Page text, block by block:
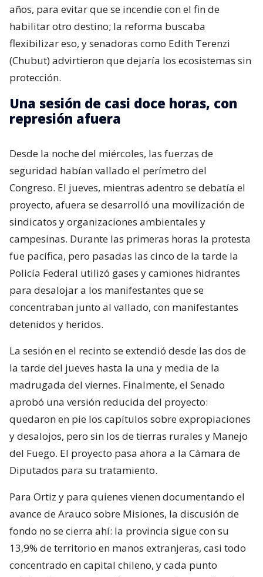
años, para evitar que se incendie con el fin de
habilitar otro destino; la reforma buscaba
flexibilizar eso, y senadoras como Edith Terenzi
(Chubut) advirtieron que dejaría los ecosistemas sin
protección.
Una sesión de casi doce horas, con
represión afuera
Desde la noche del miércoles, las fuerzas de
seguridad habían vallado el perímetro del
Congreso. El jueves, mientras adentro se debatía el
proyecto, afuera se desarrolló una movilización de
sindicatos y organizaciones ambientales y
campesinas. Durante las primeras horas la protesta
fue pacífica, pero pasadas las cinco de la tarde la
Policía Federal utilizó gases y camiones hidrantes
para desalojar a los manifestantes que se
concentraban junto al vallado, con manifestantes
detenidos y heridos.
La sesión en el recinto se extendió desde las dos de
la tarde del jueves hasta la una y media de la
madrugada del viernes. Finalmente, el Senado
aprobó una versión reducida del proyecto:
quedaron en pie los capítulos sobre expropiaciones
y desalojos, pero sin los de tierras rurales y Manejo
del Fuego. El proyecto pasa ahora a la Cámara de
Diputados para su tratamiento.
Para Ortiz y para quienes vienen documentando el
avance de Arauco sobre Misiones, la discusión de
fondo no se cierra ahí: la provincia sigue con su
13,9% de territorio en manos extranjeras, casi todo
concentrado en capital chileno, y cada punto